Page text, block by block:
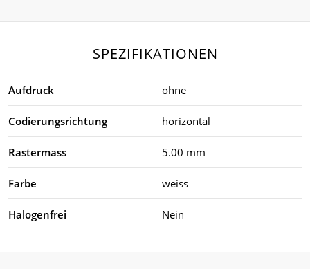
SPEZIFIKATIONEN
Aufdruck ohne
Codierungsrichtung horizontal
Rastermass 5.00 mm
Farbe weiss
Halogenfrei Nein